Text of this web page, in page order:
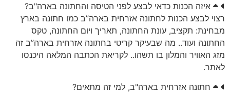
איזה הכנות כדאי לבצע לפני הטיסה והחתונה בארה"ב?
רצוי לבצע הכנות לחתונה אזרחית בארה”ב כמו חתונה בארץ
מבחינת: תקציב, עונת החתונה, תאריך ויום החתונה, טקס
החתונה ועוד.. מה שבעיקר קריטי בחתונה אזרחית בארה”ב זה
מזג האוויר והמלון בו תשהו.. לקריאת הכתבה המלאה היכנסו
לאתר.
חתונה אזרחית בארה"ב, למי זה מתאים?